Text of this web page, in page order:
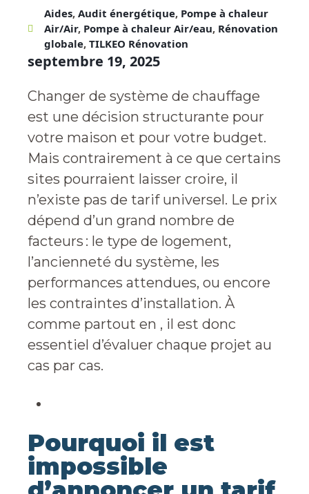
Aides, Audit énergétique, Pompe à chaleur
Air/Air, Pompe à chaleur Air/eau, Rénovation
globale, TILKEO Rénovation
septembre 19, 2025
Changer de système de chauffage
est une décision structurante pour
votre maison et pour votre budget.
Mais contrairement à ce que certains
sites pourraient laisser croire, il
n’existe pas de tarif universel. Le prix
dépend d’un grand nombre de
facteurs : le type de logement,
l’ancienneté du système, les
performances attendues, ou encore
les contraintes d’installation. À
comme partout en , il est donc
essentiel d’évaluer chaque projet au
cas par cas.
Pourquoi il est
impossible